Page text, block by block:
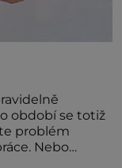
období se totiž
problém
Nebo